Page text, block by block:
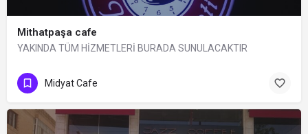
Mithatpaşa cafe
YAKINDA TÜM HİZMETLERİ BURADA SUNULACAKTIR
Midyat Cafe